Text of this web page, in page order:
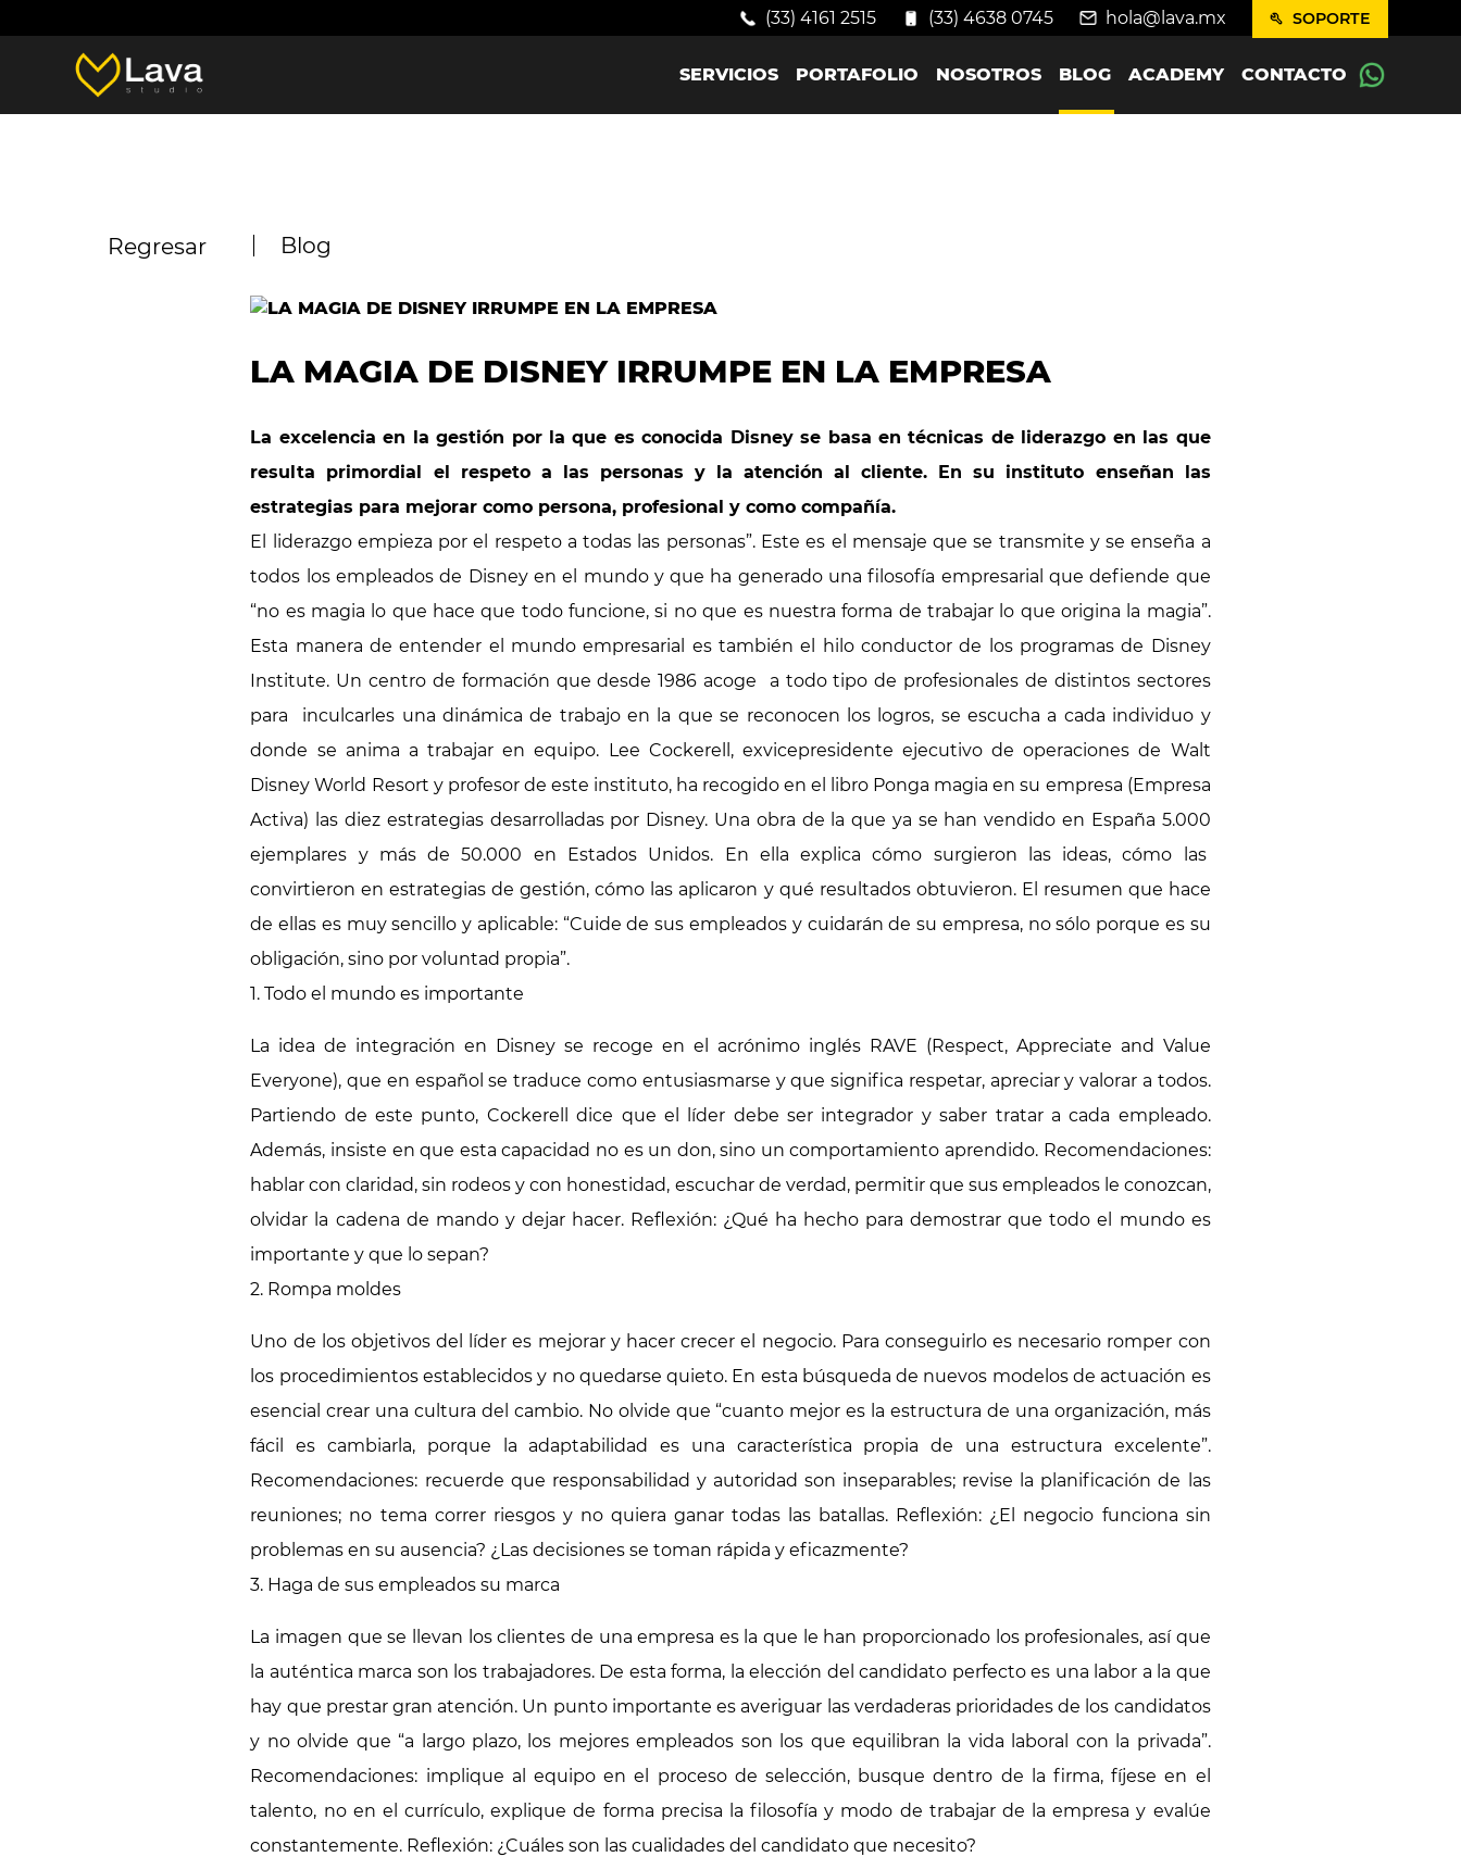
(33) 4161 2515 (33) 4638 0745 hola@lava.mx SOPORTE
SERVICIOS PORTAFOLIO NOSOTROS BLOG ACADEMY CONTACTO
Regresar Blog
LA MAGIA DE DISNEY IRRUMPE EN LA EMPRESA
La excelencia en la gestión por la que es conocida Disney se basa en técnicas de liderazgo en las que
resulta primordial el respeto a las personas y la atención al cliente. En su instituto enseñan las
estrategias para mejorar como persona, profesional y como compañía.
El liderazgo empieza por el respeto a todas las personas”. Este es el mensaje que se transmite y se enseña a
todos los empleados de Disney en el mundo y que ha generado una filosofía empresarial que defiende que
“no es magia lo que hace que todo funcione, si no que es nuestra forma de trabajar lo que origina la magia”.
Esta manera de entender el mundo empresarial es también el hilo conductor de los programas de Disney
Institute. Un centro de formación que desde 1986 acoge a todo tipo de profesionales de distintos sectores
para inculcarles una dinámica de trabajo en la que se reconocen los logros, se escucha a cada individuo y
donde se anima a trabajar en equipo. Lee Cockerell, exvicepresidente ejecutivo de operaciones de Walt
Disney World Resort y profesor de este instituto, ha recogido en el libro Ponga magia en su empresa (Empresa
Activa) las diez estrategias desarrolladas por Disney. Una obra de la que ya se han vendido en España 5.000
ejemplares y más de 50.000 en Estados Unidos. En ella explica cómo surgieron las ideas, cómo las
convirtieron en estrategias de gestión, cómo las aplicaron y qué resultados obtuvieron. El resumen que hace
de ellas es muy sencillo y aplicable: “Cuide de sus empleados y cuidarán de su empresa, no sólo porque es su
obligación, sino por voluntad propia”.
1. Todo el mundo es importante
La idea de integración en Disney se recoge en el acrónimo inglés RAVE (Respect, Appreciate and Value
Everyone), que en español se traduce como entusiasmarse y que significa respetar, apreciar y valorar a todos.
Partiendo de este punto, Cockerell dice que el líder debe ser integrador y saber tratar a cada empleado.
Además, insiste en que esta capacidad no es un don, sino un comportamiento aprendido. Recomendaciones:
hablar con claridad, sin rodeos y con honestidad, escuchar de verdad, permitir que sus empleados le conozcan,
olvidar la cadena de mando y dejar hacer. Reflexión: ¿Qué ha hecho para demostrar que todo el mundo es
importante y que lo sepan?
2. Rompa moldes
Uno de los objetivos del líder es mejorar y hacer crecer el negocio. Para conseguirlo es necesario romper con
los procedimientos establecidos y no quedarse quieto. En esta búsqueda de nuevos modelos de actuación es
esencial crear una cultura del cambio. No olvide que “cuanto mejor es la estructura de una organización, más
fácil es cambiarla, porque la adaptabilidad es una característica propia de una estructura excelente”.
Recomendaciones: recuerde que responsabilidad y autoridad son inseparables; revise la planificación de las
reuniones; no tema correr riesgos y no quiera ganar todas las batallas. Reflexión: ¿El negocio funciona sin
problemas en su ausencia? ¿Las decisiones se toman rápida y eficazmente?
3. Haga de sus empleados su marca
La imagen que se llevan los clientes de una empresa es la que le han proporcionado los profesionales, así que
la auténtica marca son los trabajadores. De esta forma, la elección del candidato perfecto es una labor a la que
hay que prestar gran atención. Un punto importante es averiguar las verdaderas prioridades de los candidatos
y no olvide que “a largo plazo, los mejores empleados son los que equilibran la vida laboral con la privada”.
Recomendaciones: implique al equipo en el proceso de selección, busque dentro de la firma, fíjese en el
talento, no en el currículo, explique de forma precisa la filosofía y modo de trabajar de la empresa y evalúe
constantemente. Reflexión: ¿Cuáles son las cualidades del candidato que necesito?